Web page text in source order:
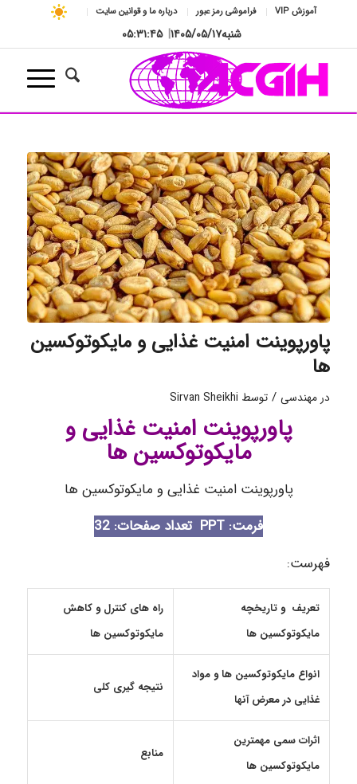
آموزش VIP فراموشی رمز عبور درباره ما و قوانین سایت
شنبه۱۴۰۵/۰۵/۱۷| ۰۵:۳۱:۴۶
پاورپوینت امنیت غذایی و مایکوتوکسین
ها
در مهندسی / توسط Sirvan Sheikhi
پاورپوینت امنیت غذایی و
مایکوتوکسین ها
پاورپوینت امنیت غذایی و مایکوتوکسین ها
فرمت: PPT
تعداد صفحات: 32
فهرست:
تعریف و تاریخچه
مایکوتوکسین ها
راه های کنترل و کاهش
مایکوتوکسین ها
انواع مایکوتوکسین ها و مواد
غذایی در معرض آنها
نتیجه گیری کلی
اثرات سمی مهمترین
مایکوتوکسین ها
منابع